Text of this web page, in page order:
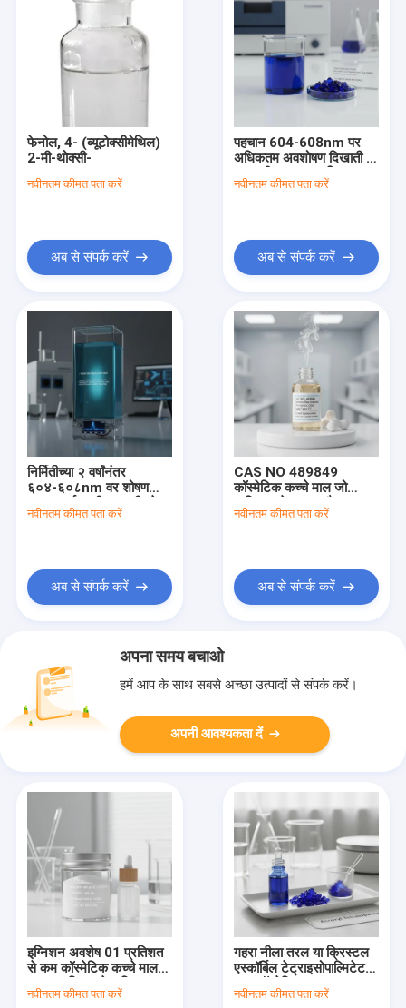
फेनोल, 4- (ब्यूटोक्सीमेथिल)
2-मी-थोक्सी-
नवीनतम कीमत पता करें
अब से संपर्क करें
पहचान 604-608nm पर
अधिकतम अवशोषण दिखाती है,
गहरा नीला तरल या क्रिस्टल
कॉस्मेटिक कच्चा माल, पानी
नवीनतम कीमत पता करें
अब से संपर्क करें
निर्मितीच्या २ वर्षांनंतर
६०४-६०८nm वर शोषण
कमाल दर्शवणारी सामग्री, डेटा
संपादन आणि नियंत्रण
नवीनतम कीमत पता करें
अब से संपर्क करें
CAS NO 489849
कॉस्मेटिक कच्चे माल जो
व्यक्तिगत देखभाल और
कॉस्मेटिक फॉर्मूलेशन में विशिष्ट
नवीनतम कीमत पता करें
अब से संपर्क करें
अपना समय बचाओ
हमें आप के साथ सबसे अच्छा उत्पादों से संपर्क करें।
अपनी आवश्यकता दें
इग्निशन अवशेष 01 प्रतिशत
से कम कॉस्मेटिक कच्चे माल
995 प्रतिशत से अधिक शुद्धता
और विशेषता गंध त्वचा देखभाल
नवीनतम कीमत पता करें
गहरा नीला तरल या क्रिस्टल
एस्कॉर्बिल टेट्राइसोपाल्मिटेट
शुद्ध कॉस्मेटिक घटक त्वचा
देखभाल निर्माण कच्चा माल
नवीनतम कीमत पता करें